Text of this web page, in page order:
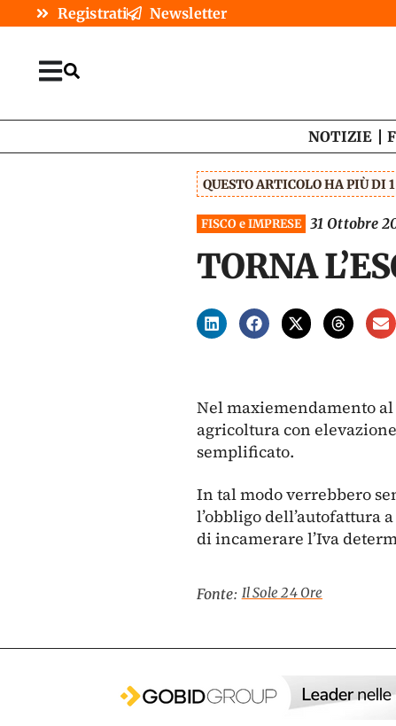
Registrati Newsletter
NOTIZIE
QUESTO ARTICOLO HA PIÙ DI
FISCO e IMPRESE 31 Ottobre
TORNA
Nel maxiemendamento
agricoltura con
semplificato.
In tal modo verrebbero
l’obbligo
di incamerare l’Iva
Fonte: Il Sole 24 Ore